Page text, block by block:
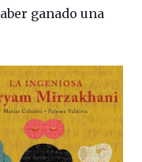
ganado una